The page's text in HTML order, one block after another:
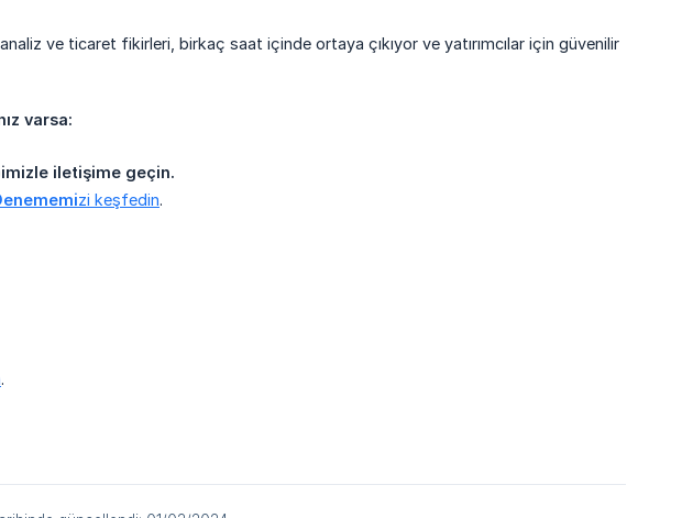
ve ticaret fikirleri, birkaç saat içinde ortaya çıkıyor ve yatırımcılar için güvenilir
varsa:
iletişime geçin.
zi keşfedin.
.